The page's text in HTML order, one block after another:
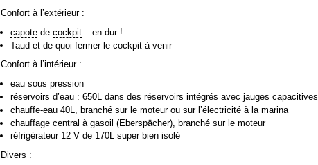
Confort à l’extérieur :
capote decockpit – en dur !
Taud et de quoi fermer lecockpit à venir
Confort à l’intérieur :
eau sous pression
réservoirs d’eau : 650L dans des réservoirs intégrés avec jauges capacitives
chauffe-eau 40L, branché sur le moteur ou sur l’électricité à la marina
chauffage central à gasoil (Eberspächer), branché sur le moteur
réfrigérateur 12 V de 170L super bien isolé
Divers :